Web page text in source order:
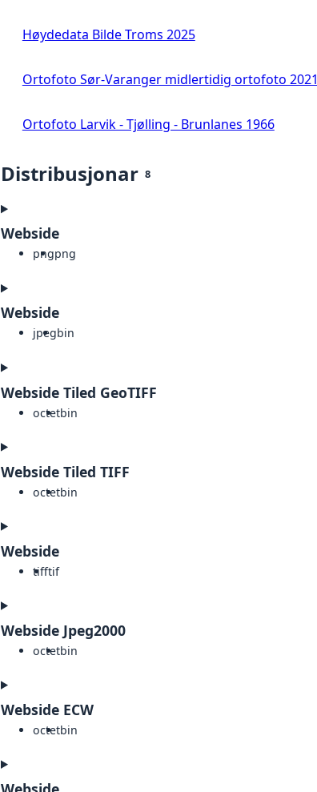
Høydedata Bilde Troms 2025
Ortofoto Sør-Varanger midlertidig ortofoto 2021
Ortofoto Larvik - Tjølling - Brunlanes 1966
Distribusjonar 8
Webside
pngpng
Webside
jpegbin
Webside Tiled GeoTIFF
octetbin
Webside Tiled TIFF
octetbin
Webside
tifftif
Webside Jpeg2000
octetbin
Webside ECW
octetbin